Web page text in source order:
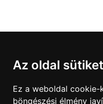
Az oldal
Ez a weboldal
böngészési élmény
Stúdiójában előre
kezelése